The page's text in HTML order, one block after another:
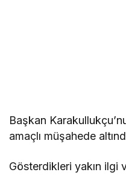
Başkan
amaçlı müşahede
Gösterdikleri yakın ilgi